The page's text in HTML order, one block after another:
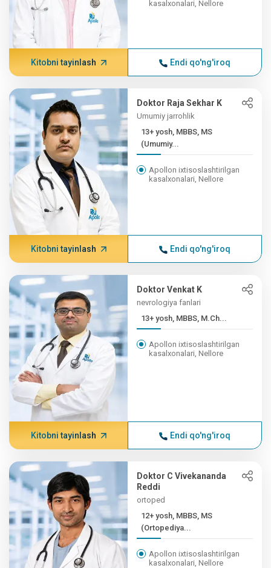
kasalxonalari, Nellore
Kitobni tayinlash Endi qo'ng'iroq
Doktor Raja Sekhar K
Umumiy jarrohlik
13+ yosh, MBBS, MS
(Umumiy...
Apollon ixtisoslashtirilgan
kasalxonalari, Nellore
Kitobni tayinlash Endi qo'ng'iroq
Doktor Venkat K
nevrologiya fanlari
13+ yosh, MBBS, M.Ch...
Apollon ixtisoslashtirilgan
kasalxonalari, Nellore
Kitobni tayinlash Endi qo'ng'iroq
Doktor C Vivekananda
Reddi
ortoped
12+ yosh, MBBS, MS
(Ortopediya...
Apollon ixtisoslashtirilgan
kasalxonalari, Nellore